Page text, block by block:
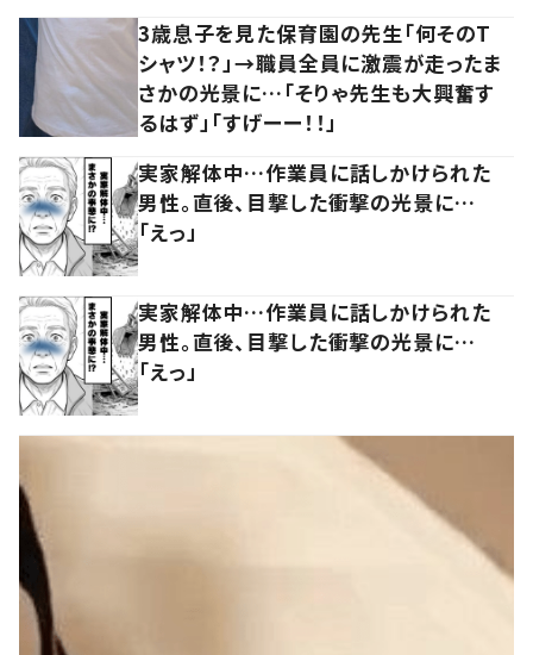
3歳息子を見た保育園の先生「何そのT
シャツ！？」→職員全員に激震が走ったま
さかの光景に…「そりゃ先生も大興奮す
るはず」「すげーー！！」
実家解体中…作業員に話しかけられた
男性。直後、目撃した衝撃の光景に…
「えっ」
実家解体中…作業員に話しかけられた
男性。直後、目撃した衝撃の光景に…
「えっ」